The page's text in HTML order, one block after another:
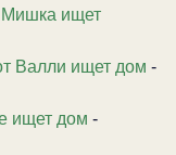
ищет
Валли ищет дом -
ищет дом -